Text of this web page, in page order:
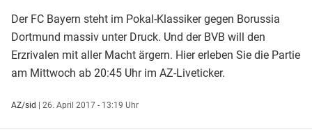
Der FC Bayern steht im Pokal-Klassiker gegen Borussia
Dortmund massiv unter Druck. Und der BVB will den
Erzrivalen mit aller Macht ärgern. Hier erleben Sie die Partie
am Mittwoch ab 20:45 Uhr im AZ-Liveticker.
AZ/sid | 26. April 2017 - 13:19 Uhr